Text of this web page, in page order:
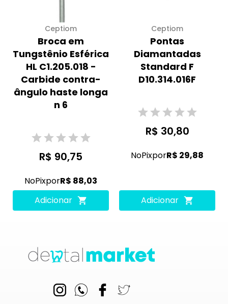
Ceptiom
Broca em
Tungstênio Esférica
HL C1.205.018 -
Carbide contra-
ângulo haste longa
n 6
R$ 90,75
NoPixporR$ 88,03
Adicionar
Ceptiom
Pontas
Diamantadas
Standard F
D10.314.016F
R$ 30,80
NoPixporR$ 29,88
Adicionar